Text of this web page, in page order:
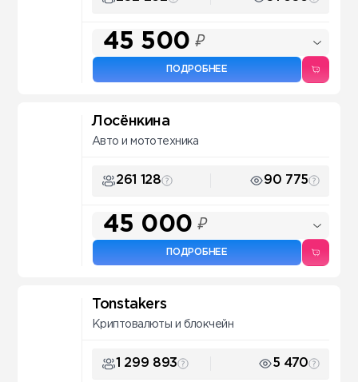
45 500 ₽
ПОДРОБНЕЕ
Лосёнкина
Авто и мототехника
261 128 90 775
45 000 ₽
ПОДРОБНЕЕ
Tonstakers
Криптовалюты и блокчейн
1 299 893 5 470